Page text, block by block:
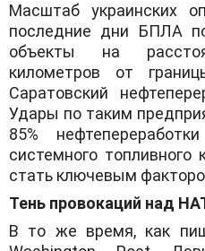
​Масштаб украинских
последние дни БПЛА
объекты на
километров от
Саратовский
Удары по таким
85%
системного
стать ключевым
​Тень провокаций над
​В то же время, как